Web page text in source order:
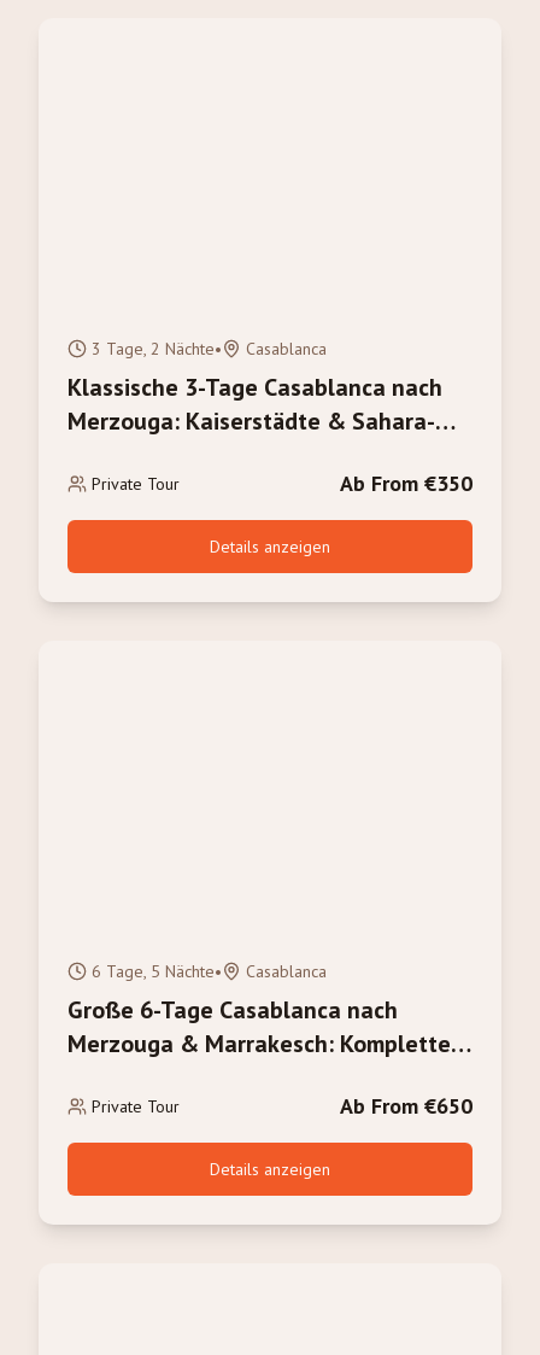
3 Tage, 2 Nächte• Casablanca
Klassische 3-Tage Casablanca nach
Merzouga: Kaiserstädte & Sahara-
Private Tour Ab From €350
Details anzeigen
6 Tage, 5 Nächte• Casablanca
Große 6-Tage Casablanca nach
Merzouga & Marrakesch: Komplette
Private Tour Ab From €650
Details anzeigen